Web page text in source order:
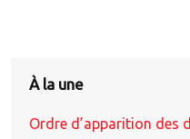
À la une
Ordre d’apparition des